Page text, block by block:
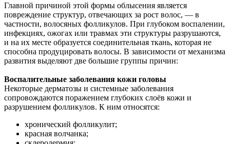
Главной причиной этой формы облысения является
повреждение структур, отвечающих за рост волос, — в
частности, волосяных фолликулов. При глубоком воспалении,
инфекциях, ожогах или травмах эти структуры разрушаются,
и на их месте образуется соединительная ткань, которая не
способна продуцировать волосы. В зависимости от механизма
развития выделяют две большие группы причин:
Воспалительные заболевания кожи головы
Некоторые дерматозы и системные заболевания
сопровождаются поражением глубоких слоёв кожи и
разрушением фолликулов. К ним относятся:
хронический фолликулит;
красная волчанка;